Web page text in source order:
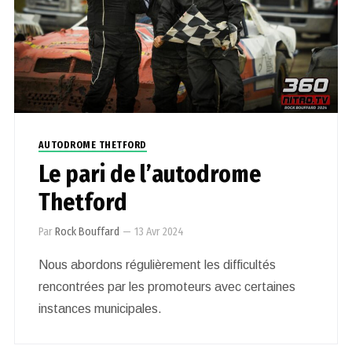
AUTODROME THETFORD
Le pari de l’autodrome
Thetford
ParRock Bouffard — 13 Avr 2024
Nous abordons régulièrement les difficultés
rencontrées par les promoteurs avec certaines
instances municipales.